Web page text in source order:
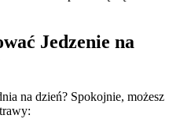
Jedzenie na
na dzień? Spokojnie, możesz